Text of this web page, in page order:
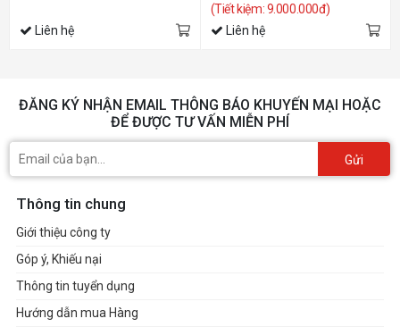
Liên hệ
(Tiết kiệm: 9.000.000đ)
Liên hệ
ĐĂNG KÝ NHẬN EMAIL THÔNG BÁO KHUYẾN MẠI HOẶC
ĐỂ ĐƯỢC TƯ VẤN MIỄN PHÍ
Gửi
Thông tin chung
Giới thiệu công ty
Góp ý, Khiếu nại
Thông tin tuyển dụng
Hướng dẫn mua Hàng